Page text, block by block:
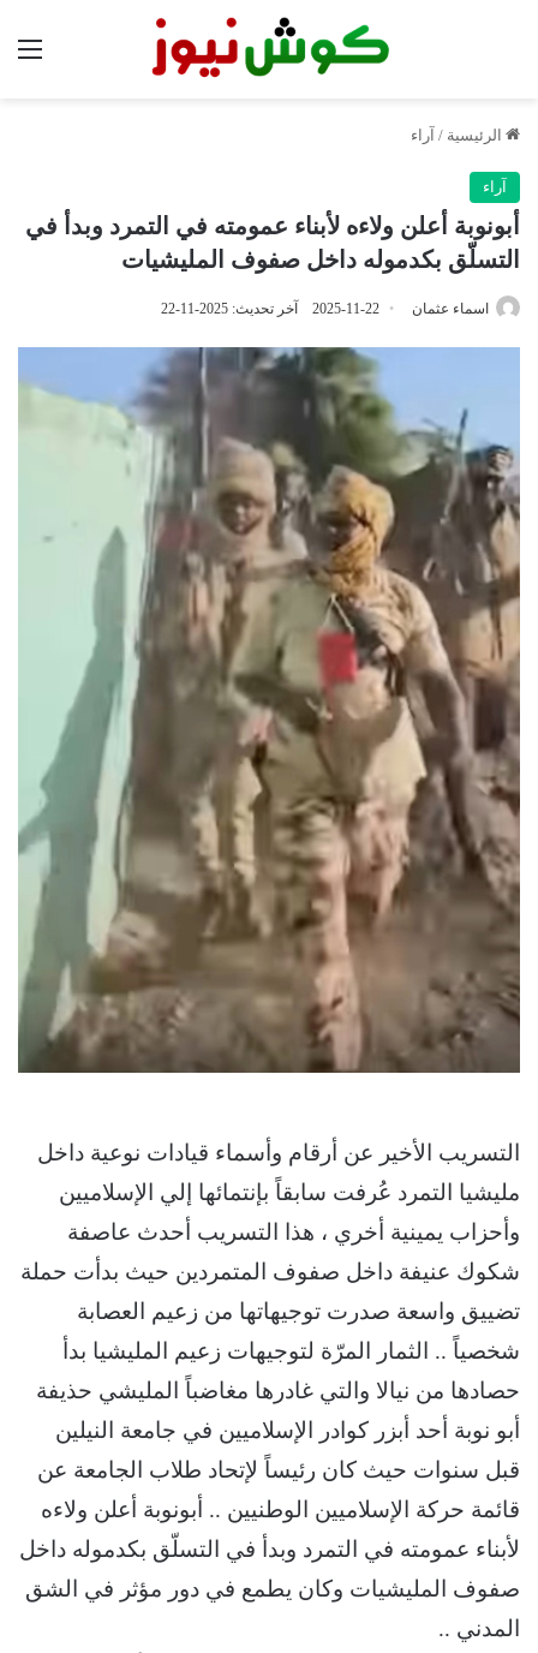
الرئيسية / آراء
آراء
أبونوبة أعلن ولاءه لأبناء عمومته في التمرد وبدأ في
التسلّق بكدموله داخل صفوف المليشيات
اسماء عثمان 2025-11-22 آخر تحديث: 2025-11-22
التسريب الأخير عن أرقام وأسماء قيادات نوعية داخل
مليشيا التمرد عُرفت سابقاً بإنتمائها إلي الإسلاميين
وأحزاب يمينية أخري ، هذا التسريب أحدث عاصفة
شكوك عنيفة داخل صفوف المتمردين حيث بدأت حملة
تضييق واسعة صدرت توجيهاتها من زعيم العصابة
شخصياً .. الثمار المرّة لتوجيهات زعيم المليشيا بدأ
حصادها من نيالا والتي غادرها مغاضباً المليشي حذيفة
أبو نوبة أحد أبزر كوادر الإسلاميين في جامعة النيلين
قبل سنوات حيث كان رئيساً لإتحاد طلاب الجامعة عن
قائمة حركة الإسلاميين الوطنيين .. أبونوبة أعلن ولاءه
لأبناء عمومته في التمرد وبدأ في التسلّق بكدموله داخل
صفوف المليشيات وكان يطمع في دور مؤثر في الشق
المدني ..